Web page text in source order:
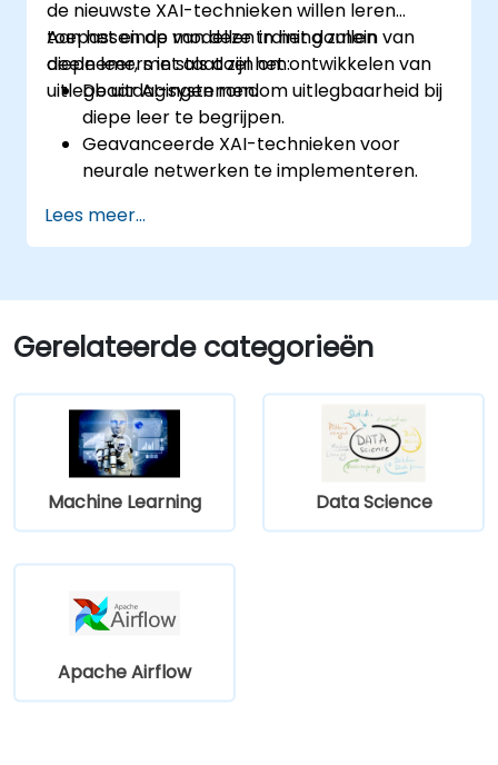
de nieuwste XAI-technieken willen leren
toepassen op modellen in het domein van
diepe leer, met als doel het ontwikkelen van
uitlegbaar AI-systemen.
Aan het einde van deze training zullen
deelnemers in staat zijn om:
De uitdagingen rondom uitlegbaarheid bij
diepe leer te begrijpen.
Geavanceerde XAI-technieken voor
neurale netwerken te implementeren.
leer te interpreteren.
Het evenwicht tussen prestaties en
Lees meer...
Gerelateerde categorieën
Machine Learning Data Science
Apache Airflow